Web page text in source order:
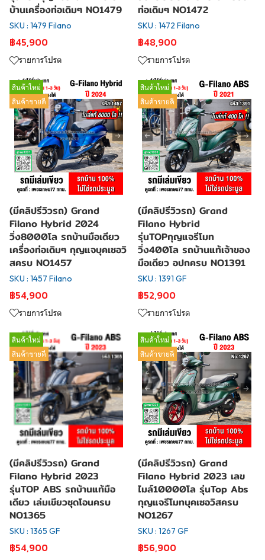
บ้านเครื่องท่อเดิมๆ NO1479
SKU : 1479 Filano
฿45,900
รายการโปรด
ท่อเดิมๆ NO1472
SKU : 1472 Filano
฿48,900
รายการโปรด
สินค้าใหม่
สินค้าขายดี
(มีคลิปรีวิวรถ) Grand
Filano Hybrid 2024
วิ่ง8000โล รถบ้านมือเดียว
เครื่องท่อเดิมๆ กุญแจบุคเซอวิ
สครบ NO1457
SKU : 1457 Filano
฿54,900
รายการโปรด
สินค้าใหม่
สินค้าขายดี
(มีคลิปรีวิวรถ) Grand
Filano Hybrid
รุ่นTOPกุญแจรีโมท
วิ่ง400โล รถบ้านแท้เจ้าของ
มือเดียว อปกครบ NO1391
SKU : 1391 GF
฿52,900
รายการโปรด
สินค้าใหม่
สินค้าขายดี
(มีคลิปรีวิวรถ) Grand
Filano Hybrid 2023
รุ่นTOP ABS รถบ้านแท้มือ
เดียว เล่มเขียวชุดโอนครบ
NO1365
SKU : 1365 GF
฿54,900
สินค้าใหม่
สินค้าขายดี
(มีคลิปรีวิวรถ) Grand
Filano Hybrid 2023 เลข
ไมล์10000โล รุ่นTop Abs
กุญแจรีโมทบุคเซอวิสครบ
NO1267
SKU : 1267 GF
฿56,900